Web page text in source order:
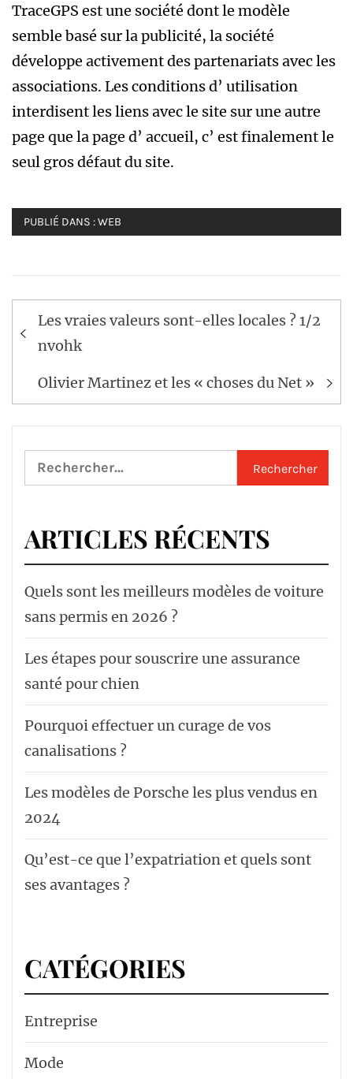
TraceGPS est une société dont le modèle
semble basé sur la publicité, la société
développe activement des partenariats avec les
associations. Les conditions d’ utilisation
interdisent les liens avec le site sur une autre
page que la page d’ accueil, c’ est finalement le
seul gros défaut du site.
PUBLIÉ DANS :WEB
Navigation
de
Les vraies valeurs sont-elles locales ? 1/2
nvohk
Olivier Martinez et les « choses du Net »
Rechercher :
ARTICLES RÉCENTS
Quels sont les meilleurs modèles de voiture
sans permis en 2026 ?
Les étapes pour souscrire une assurance
santé pour chien
Pourquoi effectuer un curage de vos
canalisations ?
Les modèles de Porsche les plus vendus en
2024
Qu’est-ce que l’expatriation et quels sont
ses avantages ?
CATÉGORIES
Entreprise
Mode